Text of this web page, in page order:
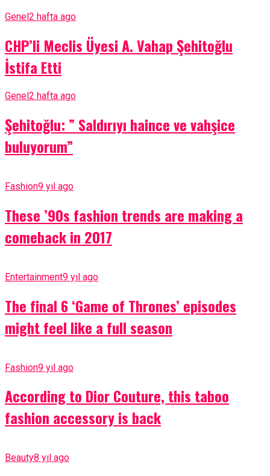
Genel 2 hafta ago
CHP’li Meclis Üyesi A. Vahap Şehitoğlu
İstifa Etti
Genel2 hafta ago
Şehitoğlu: ” Saldırıyı haince ve vahşice
buluyorum”
Fashion9 yıl ago
These ’90s fashion trends are making a
comeback in 2017
Entertainment9 yıl ago
The final 6 ‘Game of Thrones’ episodes
might feel like a full season
Fashion9 yıl ago
According to Dior Couture, this taboo
fashion accessory is back
Beauty8 yıl ago